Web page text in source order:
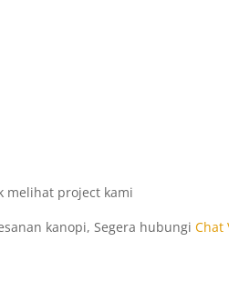
melihat project kami
kanopi, Segera hubungiChat